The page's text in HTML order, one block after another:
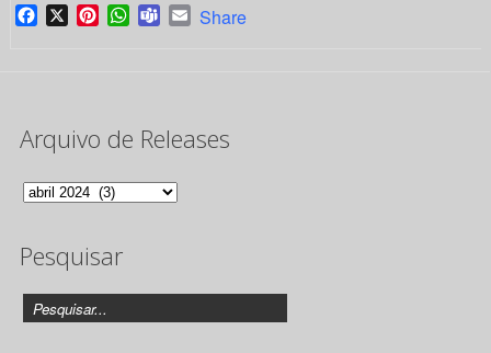
Facebook
X PinterestWhatsApp
TeamsEmail
Share
Arquivo de Releases
Arquivo
Releases
Pesquisar